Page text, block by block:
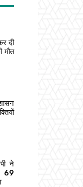
दी
मौत
ने
69